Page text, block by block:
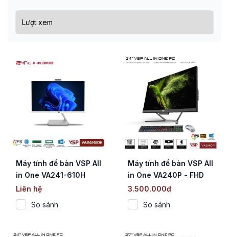
Máy tính để bàn VSP All
in One VA241-610H
(Trắng/23.8
inch/60Hz/FHD)
Liên hệ
So sánh
Máy tính để bàn VSP All
in One VA240P - FHD
Black
3.500.000đ
So sánh